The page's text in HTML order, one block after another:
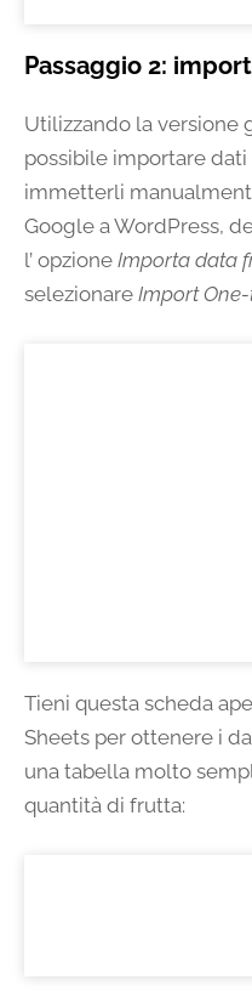
Passaggio 2:
Utilizzando la versione
possibile importare dati
immetterli
Google a WordPress,
l’ opzione Importa data
selezionare Import
Tieni questa scheda
Sheets per ottenere i
una tabella molto
quantità di frutta: